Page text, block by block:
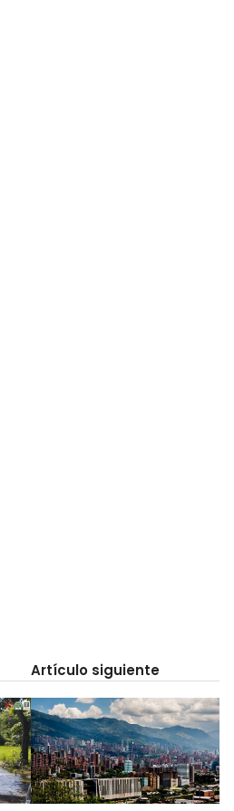
Artículo siguiente